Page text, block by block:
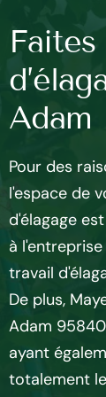
Faites
Adam
Pour des
l'espace de
d'élagage
à
travail
De plus,
Adam
ayant
totalement